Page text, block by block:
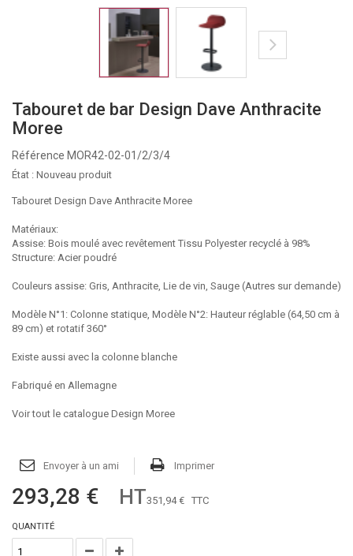
Tabouret de bar Design Dave Anthracite
Moree
Référence MOR42-02-01/2/3/4
État : Nouveau produit
Tabouret Design Dave Anthracite Moree
Matériaux:
Assise: Bois moulé avec revêtement Tissu Polyester recyclé à 98%
Structure: Acier poudré
Couleurs assise: Gris, Anthracite, Lie de vin, Sauge (Autres sur demande)
Modèle N°1: Colonne statique, Modèle N°2: Hauteur réglable (64,50 cm à
89 cm) et rotatif 360°
Existe aussi avec la colonne blanche
Fabriqué en Allemagne
Voir tout le catalogue Design Moree
Envoyer à un ami Imprimer
293,28 € HT351,94 € TTC
QUANTITÉ